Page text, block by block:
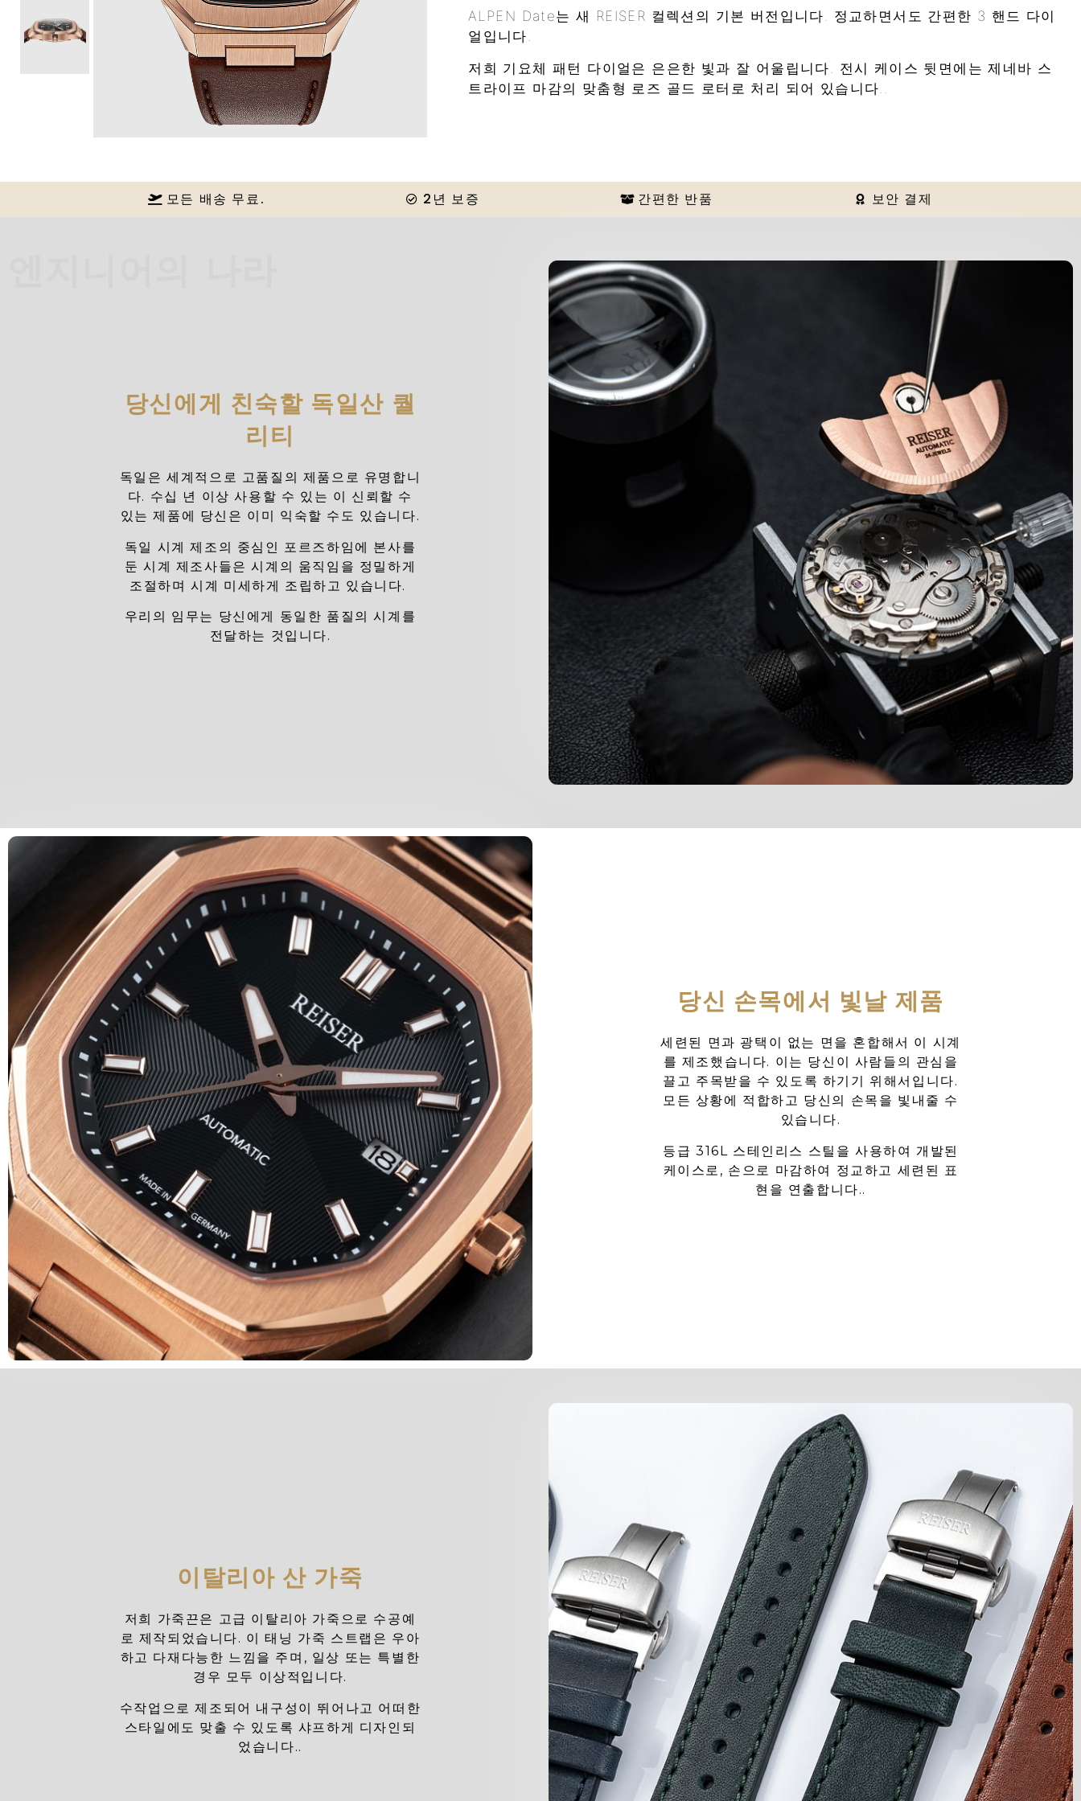
ALPEN Date는 새 REISER 컬렉션의 기본 버전입니다. 정교하면서도 간편한 3 핸드 다이
얼입니다.
저희 기요체 패턴 다이얼은 은은한 빛과 잘 어울립니다. 전시 케이스 뒷면에는 제네바 스
트라이프 마감의 맞춤형 로즈 골드 로터로 처리 되어 있습니다..
모든 배송 무료. 2년 보증 간편한 반품 보안 결제
당신에게 친숙할 독일산 퀄
리티
독일은 세계적으로 고품질의 제품으로 유명합니
다. 수십 년 이상 사용할 수 있는 이 신뢰할 수
있는 제품에 당신은 이미 익숙할 수도 있습니다.
독일 시계 제조의 중심인 포르즈하임에 본사를
둔 시계 제조사들은 시계의 움직임을 정밀하게
조절하며 시계 미세하게 조립하고 있습니다.
우리의 임무는 당신에게 동일한 품질의 시계를
전달하는 것입니다.
당신 손목에서 빛날 제품
세련된 면과 광택이 없는 면을 혼합해서 이 시계
를 제조했습니다. 이는 당신이 사람들의 관심을
끌고 주목받을 수 있도록 하기기 위해서입니다.
모든 상황에 적합하고 당신의 손목을 빛내줄 수
있습니다.
등급 316L 스테인리스 스틸을 사용하여 개발된
케이스로, 손으로 마감하여 정교하고 세련된 표
현을 연출합니다..
이탈리아 산 가죽
저희 가죽끈은 고급 이탈리아 가죽으로 수공예
로 제작되었습니다. 이 태닝 가죽 스트랩은 우아
하고 다재다능한 느낌을 주며, 일상 또는 특별한
경우 모두 이상적입니다.
수작업으로 제조되어 내구성이 뛰어나고 어떠한
스타일에도 맞출 수 있도록 샤프하게 디자인되
었습니다..